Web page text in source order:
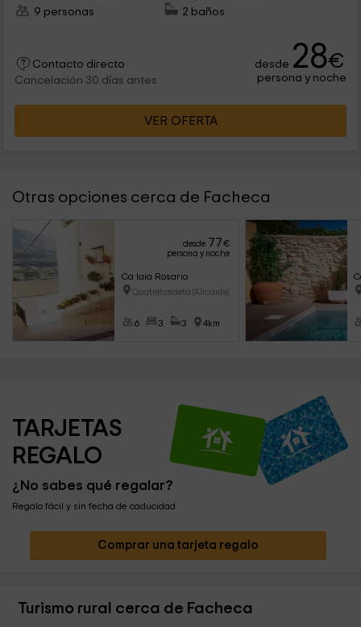
9 personas
2 baños
Contacto directo
Cancelación 30 días antes
desde 28€
persona y noche
VER OFERTA
Otras opciones cerca de Facheca
desde 77€
persona y noche
Ca Iaia Rosario
Quatretondeta (Alicante)
6 3 3 4km
TARJETAS
REGALO
¿No sabes qué regalar?
Regalo fácil y sin fecha de caducidad
Comprar una tarjeta regalo
Turismo rural cerca de Facheca